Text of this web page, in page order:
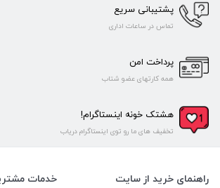
پشتیبانی سریع
تماس در ساعات اداری
پرداخت امن
همه کارتهای عضو شتاب
هشتک خونه اینستاگرام!
تخفیف های ما رو توی اینستاگرام دریاب
راهنمای خرید از سایت خدمات